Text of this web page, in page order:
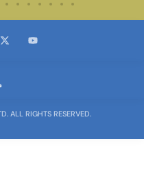
ALL RIGHTS RESERVED.